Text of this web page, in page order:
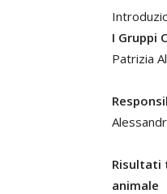
I Gruppi
Patrizia
Risultati
animale